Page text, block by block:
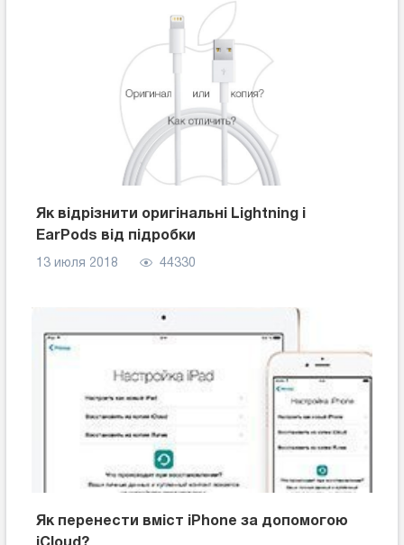
Як відрізнити оригінальні Lightning і
EarPods від підробки
13 июля 2018 44330
Як перенести вміст iPhone за допомогою